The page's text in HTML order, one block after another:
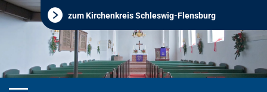
zum Kirchenkreis Schleswig-Flensburg